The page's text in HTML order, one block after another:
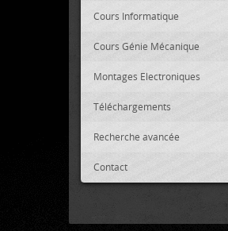
Cours Informatique
Cours Génie Mécanique
Montages Electroniques
Téléchargements
Recherche avancée
Contact